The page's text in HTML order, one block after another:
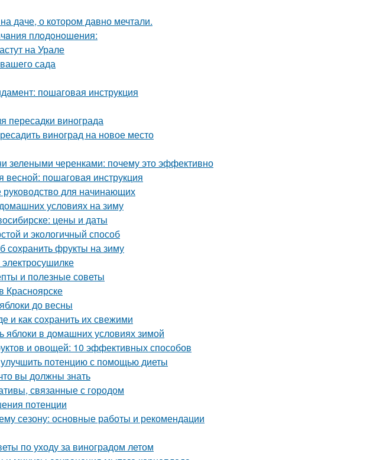
даче, о котором давно мечтали.
плoдoнoшeния:
на Урале
сада
пошаговая инструкция
пересадки винограда
виноград на новое место
зелеными черенками: почему это эффективно
пошаговая инструкция
для начинающих
условиях на зиму
цены и даты
и экологичный способ
сохранить фрукты на зиму
и полезные советы
Красноярске
до весны
и как сохранить их свежими
яблоки в домашних условиях зимой
и овощей: 10 эффективных способов
потенцию с помощью диеты
вы должны знать
связанные с городом
потенции
сезону: основные работы и рекомендации
по уходу за виноградом летом